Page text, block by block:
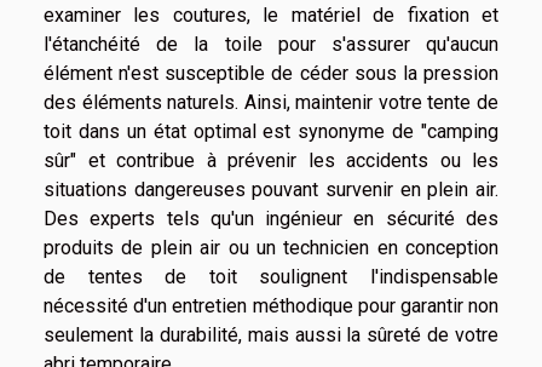
examiner les coutures, le matériel de fixation et
l'étanchéité de la toile pour s'assurer qu'aucun
élément n'est susceptible de céder sous la pression
des éléments naturels. Ainsi, maintenir votre tente de
toit dans un état optimal est synonyme de "camping
sûr" et contribue à prévenir les accidents ou les
situations dangereuses pouvant survenir en plein air.
Des experts tels qu'un ingénieur en sécurité des
produits de plein air ou un technicien en conception
de tentes de toit soulignent l'indispensable
nécessité d'un entretien méthodique pour garantir non
seulement la durabilité, mais aussi la sûreté de votre